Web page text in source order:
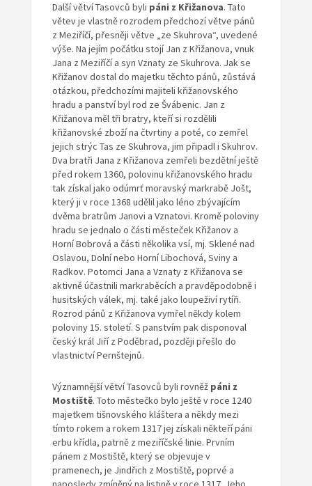
Další větví Tasovců byli páni z Křižanova. Tato
větev je vlastně rozrodem předchozí větve pánů
z Meziříčí, přesněji větve „ze Skuhrova“, uvedené
výše. Na jejím počátku stojí Jan z Křižanova, vnuk
Jana z Meziříčí a syn Vznaty ze Skuhrova. Jak se
Křižanov dostal do majetku těchto pánů, zůstává
otázkou, předchozími majiteli křižanovského
hradu a panství byl rod ze Švábenic. Jan z
Křižanova měl tři bratry, kteří si rozdělili
křižanovské zboží na čtvrtiny a poté, co zemřel
jejich strýc Tas ze Skuhrova, jim připadl i Skuhrov.
Dva bratři Jana z Křižanova zemřeli bezdětní ještě
před rokem 1360, polovinu křižanovského hradu
tak získal jako odúmrť moravský markrabě Jošt,
který ji v roce 1368 udělil jako léno zbývajícím
dvěma bratrům Janovi a Vznatovi. Kromě poloviny
hradu se jednalo o části městeček Křižanov a
Horní Bobrová a části několika vsí, mj. Sklené nad
Oslavou, Dolní nebo Horní Libochová, Sviny a
Radkov. Potomci Jana a Vznaty z Křižanova se
aktivně účastnili markraběcích a pravděpodobně i
husitských válek, mj. také jako loupeživí rytíři.
Rozrod pánů z Křižanova vymřel někdy kolem
poloviny 15. století. S panstvím pak disponoval
český král Jiří z Poděbrad, později přešlo do
vlastnictví Pernštejnů.
Významnější větví Tasovců byli rovněž páni z
Mostiště. Toto městečko bylo ještě v roce 1240
majetkem tišnovského kláštera a někdy mezi
tímto rokem a rokem 1317 jej získali někteří páni
erbu křídla, patrně z meziříčské linie. Prvním
pánem z Mostiště, který se objevuje v
pramenech, je Jindřich z Mostiště, poprvé a